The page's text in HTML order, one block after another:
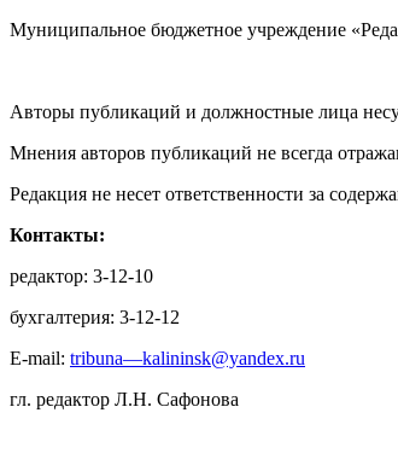
Муниципальное бюджетное учреждение
Авторы публикаций и должностные лица
Мнения авторов публикаций не всегда
Редакция не несет ответственности за
Контакты:
редактор: 3-12-10
бухгалтерия: 3-12-12
E-mail: tribuna—kalininsk@yandex.ru
гл. редактор Л.Н. Сафонова